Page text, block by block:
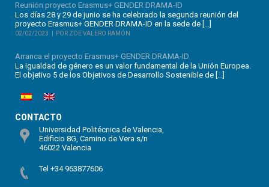
Reunión proyecto Erasmus+ GENDER DRAMA-ID
Los días 28 y 29 de junio se ha celebrado la segunda reunión del
proyecto Erasmus+ GENDER DRAMA-ID en la sede de […]
02/02/2023 POR ZOE VALERO RAMÓN
Arranca el proyecto Erasmus+ GENDER DRAMA-ID
La igualdad de género es un valor fundamental de la Unión Europea.
El objetivo 5 de los Objetivos de Desarrollo Sostenible de […]
CONTACTO
Universidad Politécnica de Valencia,
Edificio 8G, Camino de Vera s/n
46022 Valencia
Tel +34 963877606